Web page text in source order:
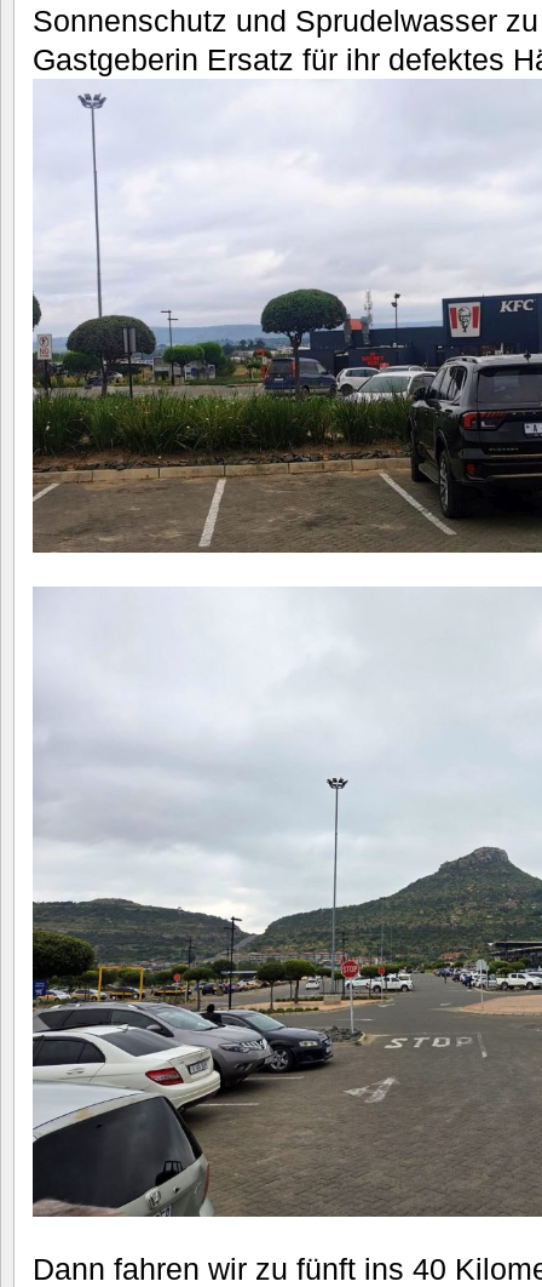
Sonnenschutz und Sprudelwasser
Gastgeberin Ersatz für ihr defektes
Dann fahren wir zu fünft ins 40